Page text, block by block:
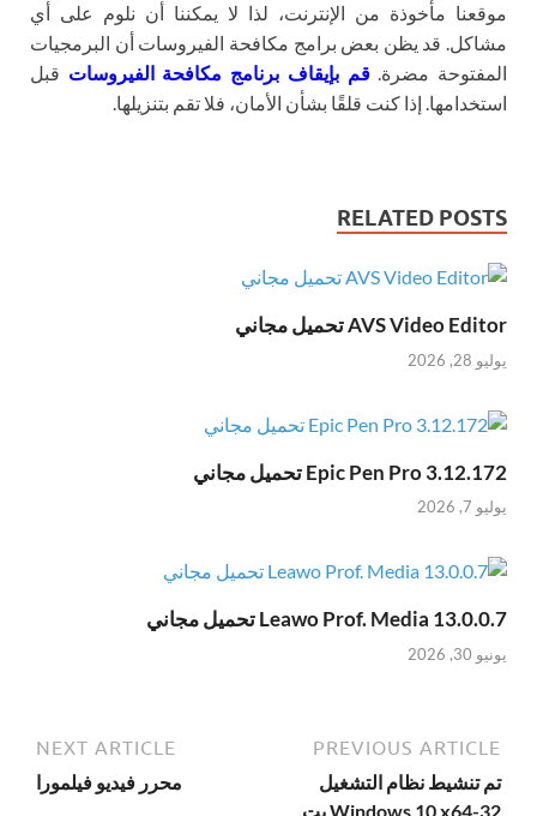
موقعنا مأخوذة من الإنترنت، لذا لا يمكننا أن نلوم على أي
مشاكل. قد يظن بعض برامج مكافحة الفيروسات أن البرمجيات
المفتوحة مضرة.قم بإيقاف برنامج مكافحة الفيروسات قبل
استخدامها. إذا كنت قلقًا بشأن الأمان، فلا تقم بتنزيلها.
RELATED POSTS
AVS Video Editor تحميل مجاني
يوليو 28, 2026
Epic Pen Pro 3.12.172 تحميل مجاني
يوليو 7, 2026
Leawo Prof. Media 13.0.0.7 تحميل مجاني
يونيو 30, 2026
PREVIOUS ARTICLE
تم تنشيط نظام التشغيل
Windows 10 x64-32 بت
NEXT ARTICLE
محرر فيديو فيلمورا